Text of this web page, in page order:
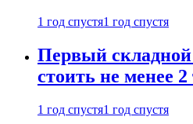
1 год спустя1 год спустя
Первый складной
стоить не менее
1 год спустя1 год спустя